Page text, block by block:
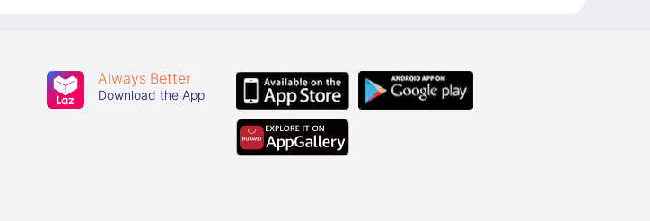
Always Better
Download the App